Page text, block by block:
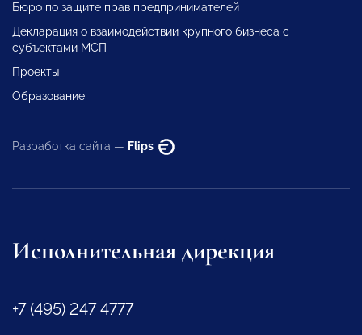
Бюро по защите прав предпринимателей
Декларация о взаимодействии крупного бизнеса с
субъектами МСП
Проекты
Образование
Разработка сайта — Flips
Исполнительная дирекция
+7 (495) 247 4777